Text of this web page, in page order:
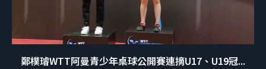
鄭樸璿WTT阿曼青少年桌球公開賽連摘U17、U19冠...